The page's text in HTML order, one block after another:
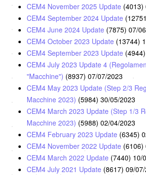
CEM4 November 2025 Update (4013)
CEM4 September 2024 Update
CEM4 June 2024 Update (7875) 07/
CEM4 October 2023 Update (13744)
CEM4 September 2023 Update (4944)
CEM4 July 2023 Update 4
"Macchine") (8937) 07/07/2023
CEM4 May 2023 Update (Step 2/3
Macchine 2023) (5984) 30/05/2023
CEM4 March 2023 Update (Step 1/3
Macchine 2023) (5988) 02/04/2023
CEM4 February 2023 Update (6345)
CEM4 November 2022 Update (6106)
CEM4 March 2022 Update (7440) 10/
CEM4 July 2021 Update (8617) 09/